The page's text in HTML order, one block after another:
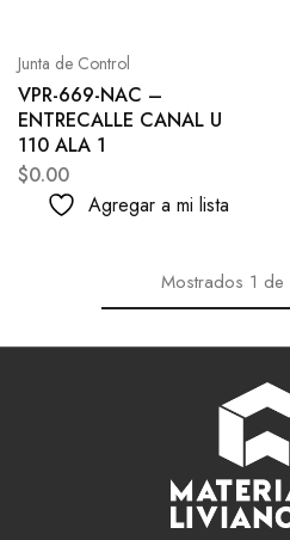
Junta de Control
VPR-669-NAC –
ENTRECALLE CANAL U
110 ALA 1
$0.00
Agregar a mi lista
Mostrados 1 de